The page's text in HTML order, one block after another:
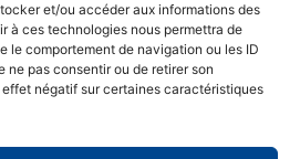
et/ou accéder aux informations des
à ces technologies nous permettra de
le comportement de navigation ou les ID
ne pas consentir ou de retirer son
négatif sur certaines caractéristiques